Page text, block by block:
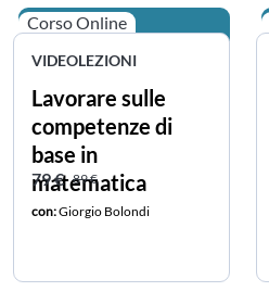
Corso Online
VIDEOLEZIONI
Lavorare sulle
competenze di
base in
matematica
Prezzo scontato
79 € Prezzo intero
89 €
con:Giorgio Bolondi